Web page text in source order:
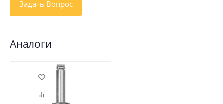
Аналоги